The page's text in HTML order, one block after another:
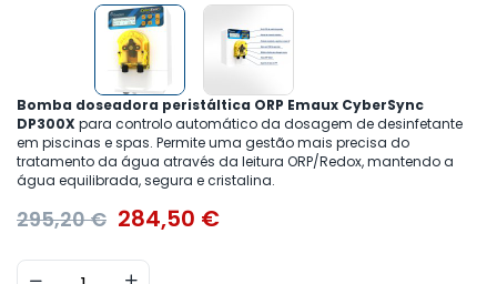
Bomba doseadora peristáltica ORP Emaux CyberSync
DP300X para controlo automático da dosagem de desinfetante
em piscinas e spas. Permite uma gestão mais precisa do
tratamento da água através da leitura ORP/Redox, mantendo a
água equilibrada, segura e cristalina.
295,20€ 284,50 €